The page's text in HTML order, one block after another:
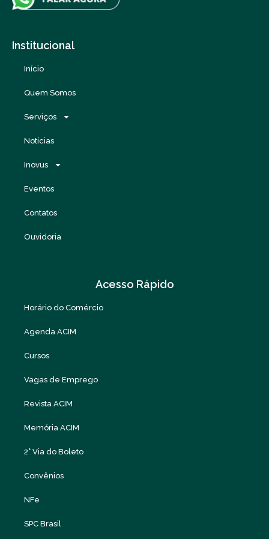
Institucional
Início
Quem Somos
Serviços
Notícias
Inovus
Eventos
Contatos
Ouvidoria
Acesso Rápido
Horário do Comércio
Agenda ACIM
Cursos
Vagas de Emprego
Revista ACIM
Memória ACIM
2° Via do Boleto
Convênios
NFe
SPC Brasil